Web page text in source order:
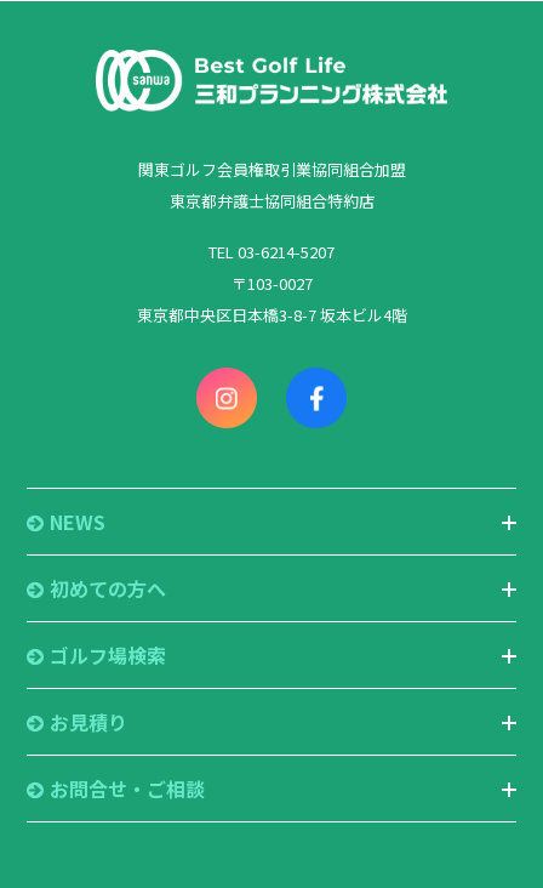
関東ゴルフ会員権取引業協同組合加盟
東京都弁護士協同組合特約店
TEL 03-6214-5207
〒103-0027
東京都中央区日本橋3-8-7 坂本ビル4階
NEWS
初めての方へ
ゴルフ場検索
お見積り
お問合せ・ご相談